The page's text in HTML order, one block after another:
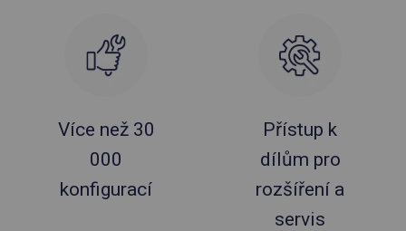
Více než 30
000
konfigurací
Přístup k
dílům pro
rozšíření a
servis